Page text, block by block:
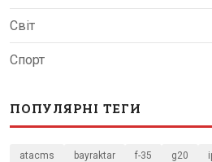
Світ
Спорт
ПОПУЛЯРНІ ТЕГИ
atacms bayraktar f-35 g20